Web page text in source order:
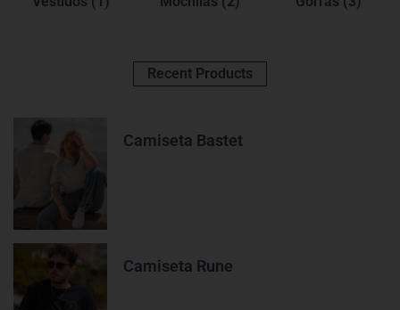
Recent Products
Camiseta Bastet
Camiseta Rune